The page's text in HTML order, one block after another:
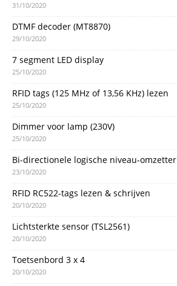
31/10/2020
DTMF decoder (MT8870)
29/10/2020
7 segment LED display
25/10/2020
RFID tags (125 MHz of 13,56 KHz) lezen
25/10/2020
Dimmer voor lamp (230V)
25/10/2020
Bi-directionele logische niveau-omzetter
23/10/2020
RFID RC522-tags lezen & schrijven
20/10/2020
Lichtsterkte sensor (TSL2561)
20/10/2020
Toetsenbord 3 x 4
20/10/2020